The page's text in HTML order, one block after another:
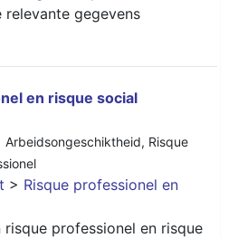
gegevens
en risque social
Arbeidsongeschiktheid, Risque
> Risque professionel en
risque professionel en risque